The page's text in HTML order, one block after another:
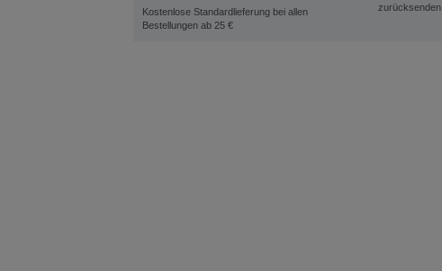
Kostenlose Standardlieferung bei allen
Bestellungen ab 25 €
zurücksenden.